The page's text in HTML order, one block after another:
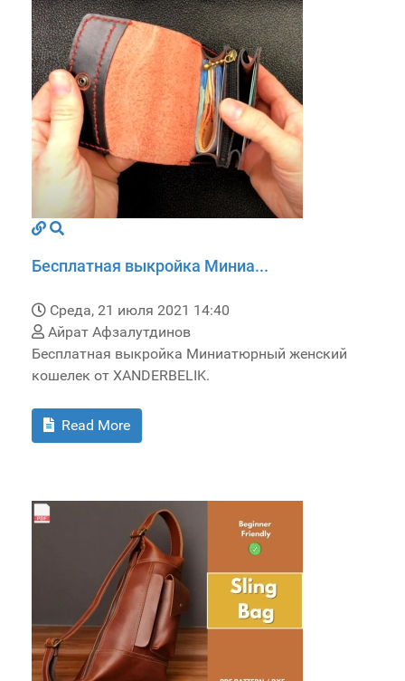
Бесплатная выкройка Миниа...
Среда, 21 июля 2021 14:40
Айрат Афзалутдинов
Бесплатная выкройка Миниатюрный женский
кошелек от XANDERBELIK.
Read More